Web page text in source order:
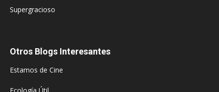
Supergracioso
Otros Blogs Interesantes
Estamos de Cine
Ecología Útil